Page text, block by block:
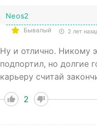
Neos2
Бывалый 2 лет
Ну и отлично. Никому
подпортил, но долгие
карьеру считай
2